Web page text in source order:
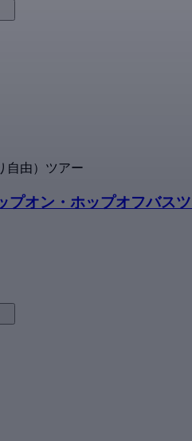
自由）ツアー
プオン・ホップオフバス